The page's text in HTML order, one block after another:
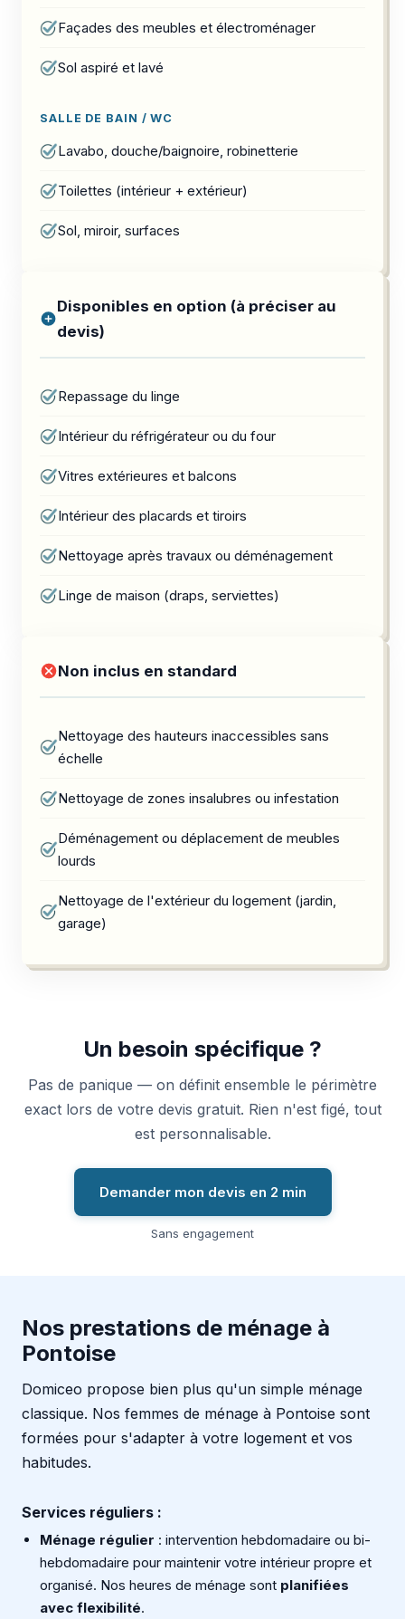
Façades des meubles et électroménager
Sol aspiré et lavé
SALLE DE BAIN / WC
Lavabo, douche/baignoire, robinetterie
Toilettes (intérieur + extérieur)
Sol, miroir, surfaces
Disponibles en option (à préciser au
devis)
Repassage du linge
Intérieur du réfrigérateur ou du four
Vitres extérieures et balcons
Intérieur des placards et tiroirs
Nettoyage après travaux ou déménagement
Linge de maison (draps, serviettes)
Non inclus en standard
Nettoyage des hauteurs inaccessibles sans
échelle
Nettoyage de zones insalubres ou infestation
Déménagement ou déplacement de meubles
lourds
Nettoyage de l'extérieur du logement (jardin,
garage)
Un besoin spécifique ?
Pas de panique — on définit ensemble le périmètre
exact lors de votre devis gratuit. Rien n'est figé, tout
est personnalisable.
Demander mon devis en 2 min
Sans engagement
Nos prestations de ménage à
Pontoise
Domiceo propose bien plus qu'un simple ménage
classique. Nos femmes de ménage à Pontoise sont
formées pour s'adapter à votre logement et vos
habitudes.
Services réguliers :
Ménage régulier : intervention hebdomadaire ou bi-
hebdomadaire pour maintenir votre intérieur propre et
organisé. Nos heures de ménage sont planifiées
avec flexibilité.